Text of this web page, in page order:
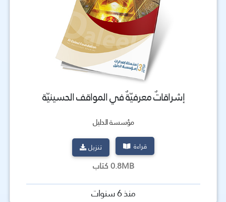
إشراقاتٌ معرفيّةٌ في المواقف الحسينيّة
مؤسسة الدليل
قراءة تنزيل
0.8MB كتاب
منذ 6 سنوات